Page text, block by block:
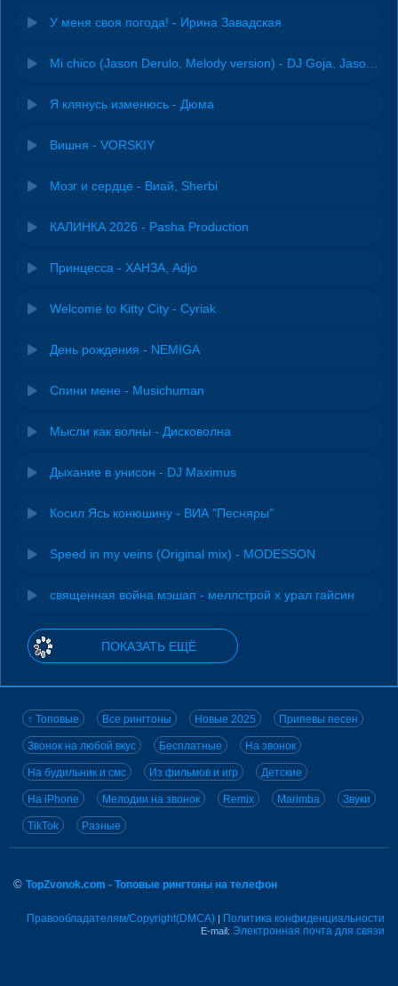
У меня своя погода! - Ирина Завадская
Я клянусь изменюсь - Дюма
Вишня - VORSKIY
Мозг и сердце - Виай, Sherbi
КАЛИНКА 2026 - Pasha Production
Принцесса - ХАНЗА, Adjo
Welcome to Kitty City - Cyriak
День рождения - NEMIGA
Спини мене - Musichuman
Мысли как волны - Дисковолна
Дыхание в унисон - DJ Maximus
Косил Ясь конюшину - ВИА "Песняры"
Speed in my veins (Original mix) - MODESSON
священная война мэшап - меллстрой х урал гайсин
ПОКАЗАТЬ ЕЩЁ
↑ Топовые Все рингтоны Новые 2025 Припевы песен
Звонок на любой вкус Бесплатные На звонок
На будильник и смс Из фильмов и игр Детские
На iPhone Мелодии на звонок Remix Marimba Звуки
TikTok Разные
© TopZvonok.com - Топовые рингтоны на телефон
Правообладателям/Copyright(DMCA) | Политика конфиденциальности
E-mail: Электронная почта для связи